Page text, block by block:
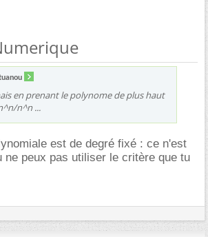
en prenant le polynome de plus haut
n^n ...
est de degré fixé : ce n'est
ne peux pas utiliser le critère que tu